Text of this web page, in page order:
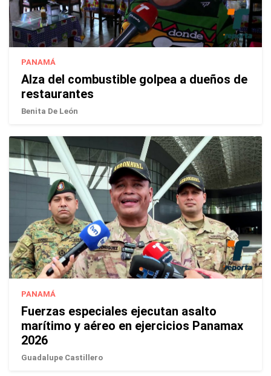
PANAMÁ
Alza del combustible golpea a dueños de
restaurantes
Benita De León
PANAMÁ
Fuerzas especiales ejecutan asalto
marítimo y aéreo en ejercicios Panamax
2026
Guadalupe Castillero